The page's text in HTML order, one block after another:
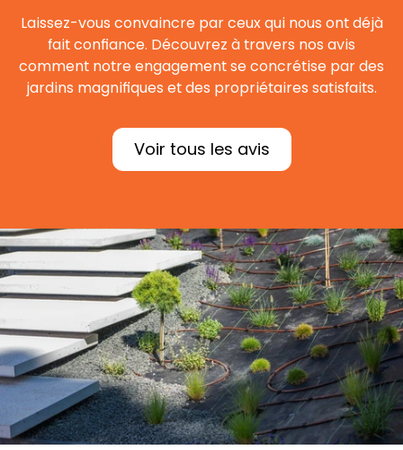
Laissez-vous convaincre par ceux qui nous ont déjà
fait confiance. Découvrez à travers nos avis
comment notre engagement se concrétise par des
jardins magnifiques et des propriétaires satisfaits.
Voir tous les avis